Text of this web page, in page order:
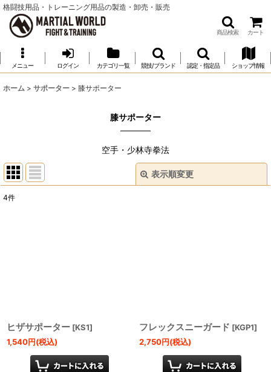
格闘技用品・トレーニング用品の製造・卸売・販売
商品検索 カート
メニュー ログイン カテゴリ一覧 競技/ブランド 認定・指定品 ショップ情報
ホーム > サポーター > 膝サポーター
膝サポーター
空手・少林寺拳法
表示順変更
4件
ヒザサポーター [KS1]
1,540円(税込)
フレックスニーガード [KGP1]
2,750円(税込)